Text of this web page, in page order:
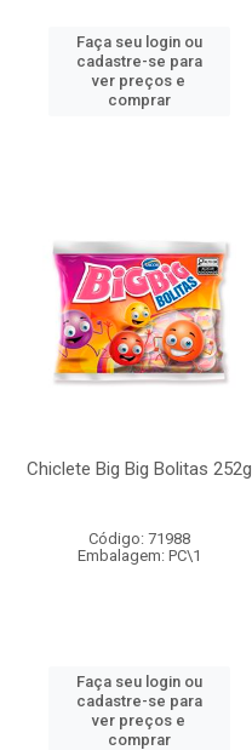
Faça seu login ou
cadastre-se para
ver preços e
comprar
Chiclete Big Big Bolitas 252g
Código: 71988
Embalagem: PC\1
Faça seu login ou
cadastre-se para
ver preços e
comprar